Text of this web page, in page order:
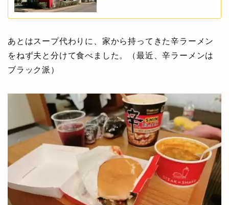
あとはスープ代わりに、家から持ってきた辛ラーメン
をねず夫と分けて食べました。（最近、辛ラーメンは
ブラック派）